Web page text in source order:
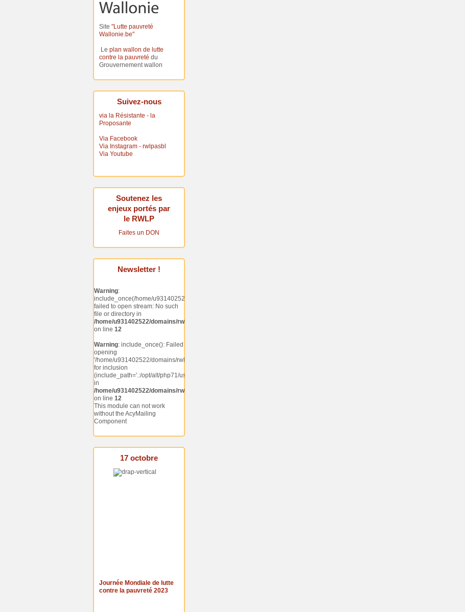
Site "Lutte pauvreté
Wallonie.be"
Le plan wallon de lutte
contre la pauvreté du
Grouvernement wallon
Suivez-nous
via la Résistante - la
Proposante
Via Facebook
Via Instagram - rwlpasbl
Via Youtube
Soutenez les
enjeux portés par
le RWLP
Faites un DON
Newsletter !
Warning:
include_once(/home/u931402522/domains/rwlp.rtaweb.be/public_html/administrator/components/com_acymailing/helpers/helper.php):
failed to open stream: No such
file or directory in
/home/u931402522/domains/rwlp.rtaweb.be/public_html/modules/mod_acymailing/mod_acymailing.php
on line 12
Warning: include_once(): Failed
opening
'/home/u931402522/domains/rwlp.rtaweb.be/public_html/administrator/components/com_acymailing/helpers/helper.php'
for inclusion
(include_path='.:/opt/alt/php71/usr/share/pear')
in
/home/u931402522/domains/rwlp.rtaweb.be/public_html/modules/mod_acymailing/mod_acymailing.php
on line 12
This module can not work
without the AcyMailing
Component
17 octobre
Journée Mondiale de lutte
contre la pauvreté 2023